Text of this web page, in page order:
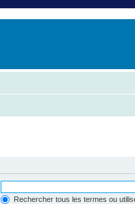
Rechercher tous les termes ou